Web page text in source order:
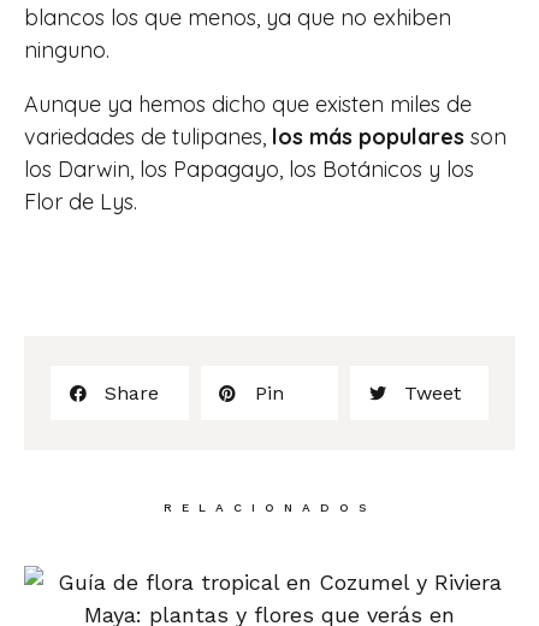
blancos los que menos, ya que no exhiben
ninguno.
Aunque ya hemos dicho que existen miles de
variedades de tulipanes, los más populares son
los Darwin, los Papagayo, los Botánicos y los
Flor de Lys.
Share Pin Tweet
RELACIONADOS